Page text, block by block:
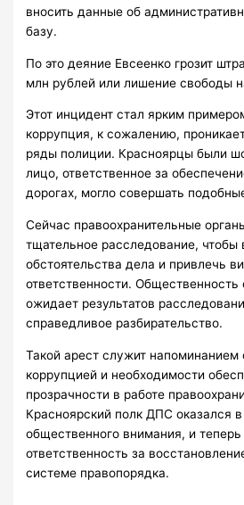
вносить данные об
базу.
По это деяние Евсеенко грозит
млн рублей или лишение свободы
Этот инцидент стал ярким
коррупция, к сожалению,
ряды полиции. Красноярцы были
лицо, ответственное за
дорогах, могло совершать
Сейчас правоохранительные
тщательное расследование, чтобы
обстоятельства дела и привлечь
ответственности. Общественность
ожидает результатов
справедливое разбирательство.
Такой арест служит
коррупцией и необходимости
прозрачности в работе
Красноярский полк ДПС оказался
общественного внимания, и теперь
ответственность за
системе правопорядка.